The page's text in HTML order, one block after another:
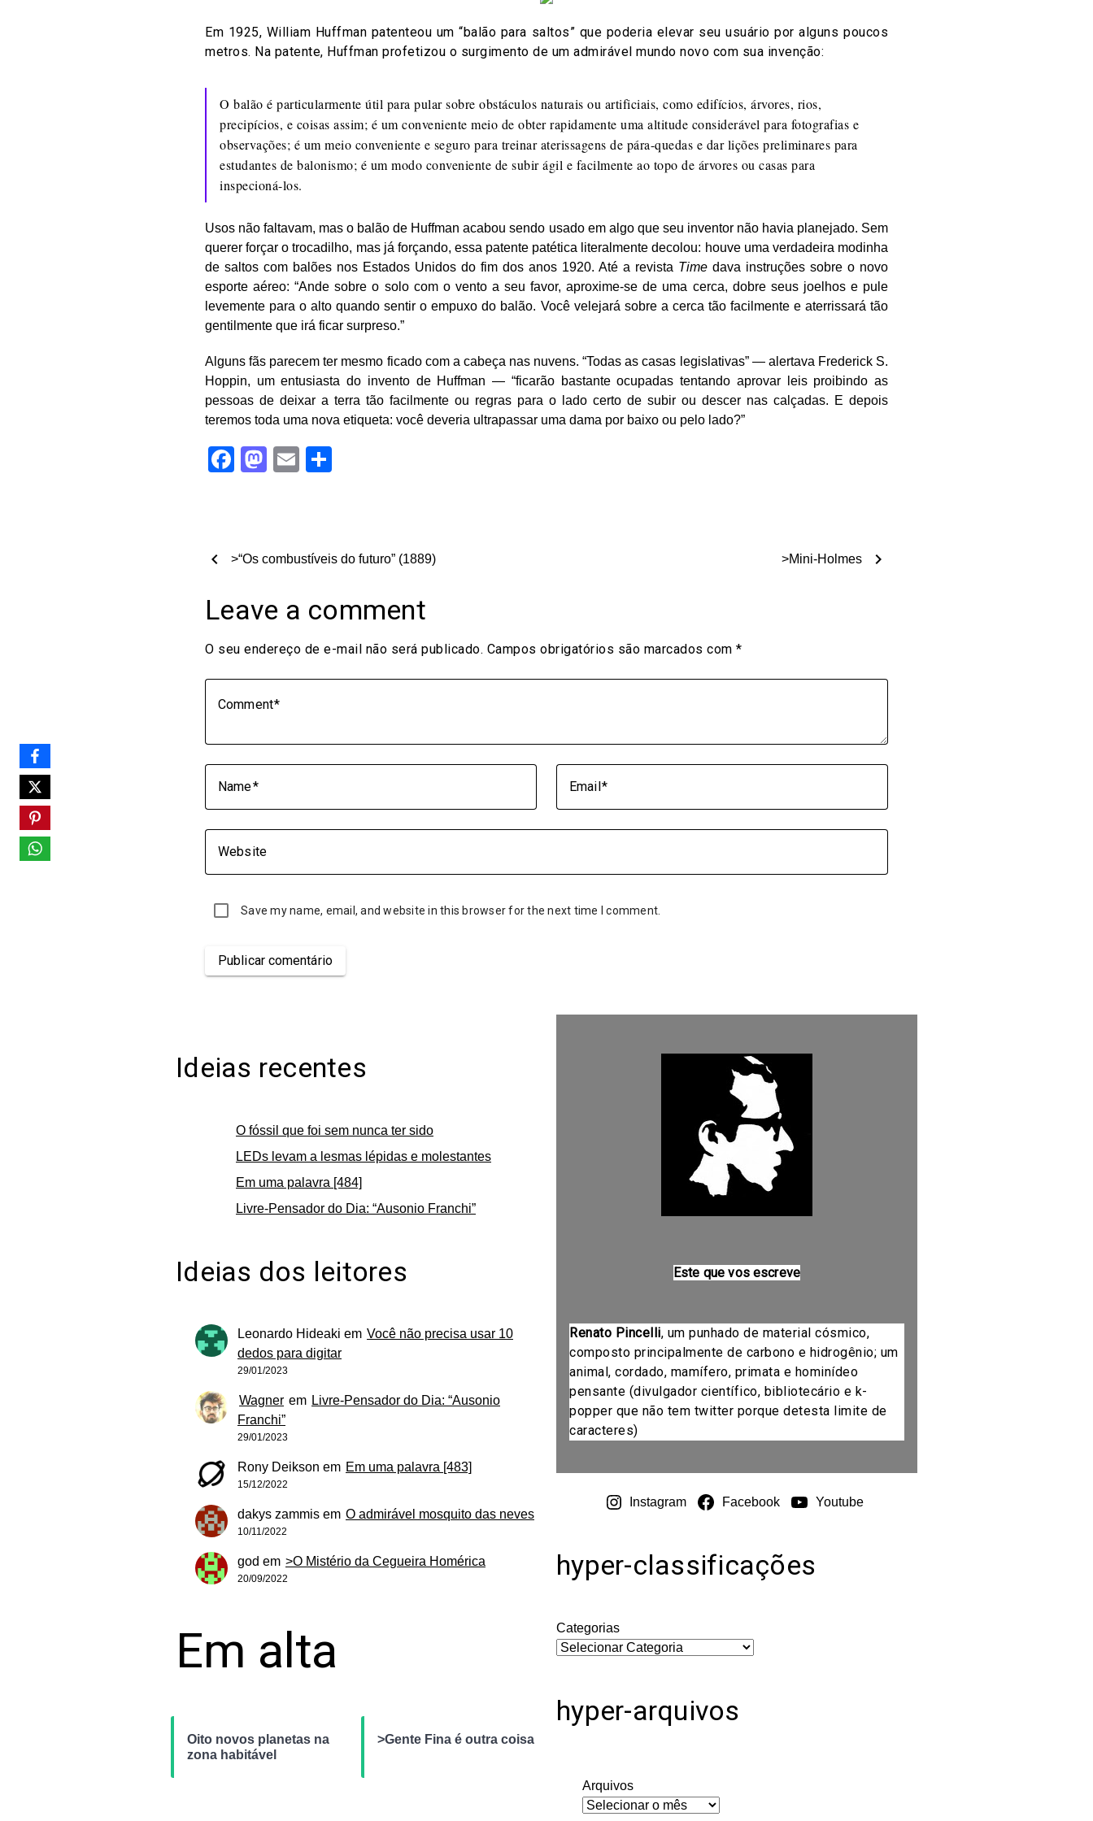
Em 1925, William Huffman patenteou um “balão para saltos” que poderia elevar seu usuário por alguns poucos
metros. Na patente, Huffman profetizou o surgimento de um admirável mundo novo com sua invenção:
O balão é particularmente útil para pular sobre obstáculos naturais ou artificiais, como edifícios, árvores, rios,
precipícios, e coisas assim; é um conveniente meio de obter rapidamente uma altitude considerável para fotografias e
observações; é um meio conveniente e seguro para treinar aterissagens de pára-quedas e dar lições preliminares para
estudantes de balonismo; é um modo conveniente de subir ágil e facilmente ao topo de árvores ou casas para
inspecioná-los.
Usos não faltavam, mas o balão de Huffman acabou sendo usado em algo que seu inventor não havia planejado. Sem
querer forçar o trocadilho, mas já forçando, essa patente patética literalmente decolou: houve uma verdadeira modinha
de saltos com balões nos Estados Unidos do fim dos anos 1920. Até a revista Time dava instruções sobre o novo
esporte aéreo: “Ande sobre o solo com o vento a seu favor, aproxime-se de uma cerca, dobre seus joelhos e pule
levemente para o alto quando sentir o empuxo do balão. Você velejará sobre a cerca tão facilmente e aterrissará tão
gentilmente que irá ficar surpreso.”
Alguns fãs parecem ter mesmo ficado com a cabeça nas nuvens. “Todas as casas legislativas” — alertava Frederick S.
Hoppin, um entusiasta do invento de Huffman — “ficarão bastante ocupadas tentando aprovar leis proibindo as
pessoas de deixar a terra tão facilmente ou regras para o lado certo de subir ou descer nas calçadas. E depois
teremos toda uma nova etiqueta: você deveria ultrapassar uma dama por baixo ou pelo lado?”
Facebook
Mastodon
Email
chevron_left >“Os combustíveis do futuro” (1889) >Mini-Holmes chevron_right
Leave a comment
O seu endereço de e-mail não será publicado. Campos obrigatórios são marcados com *
Comment
Name Email
Website
Save my name, email, and website in this browser for the next time I comment.
Publicar comentário
Ideias recentes
O fóssil que foi sem nunca ter sido
LEDs levam a lesmas lépidas e molestantes
Em uma palavra [484]
Livre-Pensador do Dia: “Ausonio Franchi”
Ideias dos leitores
Leonardo Hideaki em Você não precisa usar 10
dedos para digitar
29/01/2023
Wagner em Livre-Pensador do Dia: “Ausonio
Franchi”
29/01/2023
Rony Deikson em Em uma palavra [483]
15/12/2022
dakys zammis em O admirável mosquito das neves
10/11/2022
god em >O Mistério da Cegueira Homérica
20/09/2022
Em alta
Oito novos planetas na
zona habitável
>Gente Fina é outra coisa
Este que vos escreve
Renato Pincelli, um punhado de material cósmico,
composto principalmente de carbono e hidrogênio; um
animal, cordado, mamífero, primata e hominídeo
pensante (divulgador científico, bibliotecário e k-
popper que não tem twitter porque detesta limite de
caracteres)
Instagram Facebook Youtube
hyper-classificações
Categorias
hyper-arquivos
Arquivos